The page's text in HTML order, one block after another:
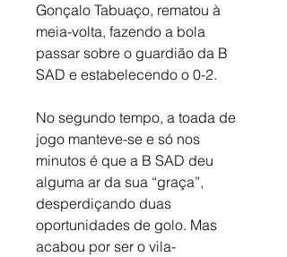
Gonçalo Tabuaço, rematou à
meia-volta, fazendo a bola
passar sobre o guardião da B
SAD e estabelecendo o 0-2.
No segundo tempo, a toada de
jogo manteve-se e só nos
minutos é que a B SAD deu
alguma ar da sua “graça”,
desperdiçando duas
oportunidades de golo. Mas
acabou por ser o vila-